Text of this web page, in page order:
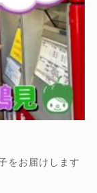
をお届けします